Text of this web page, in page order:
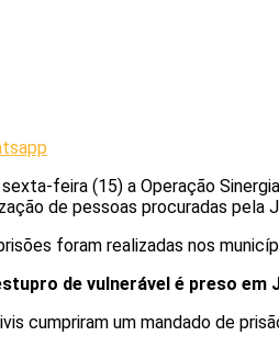
feira (15) a Operação
de pessoas procuradas pela
foram realizadas nos
de vulnerável é preso em
cumpriram um mandado de